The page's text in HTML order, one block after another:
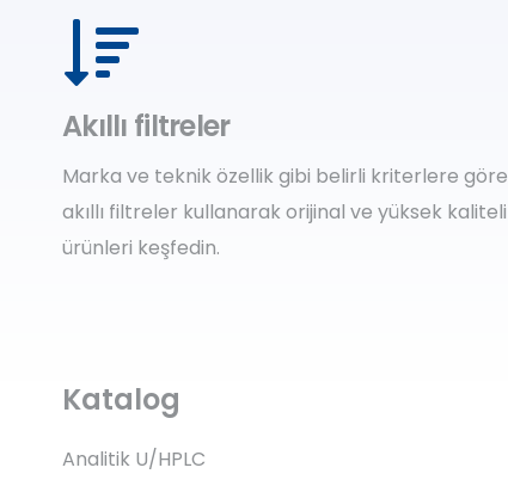
Akıllı filtreler
Marka ve teknik özellik gibi belirli kriterlere göre
akıllı filtreler kullanarak orijinal ve yüksek kaliteli
ürünleri keşfedin.
Katalog
Analitik U/HPLC